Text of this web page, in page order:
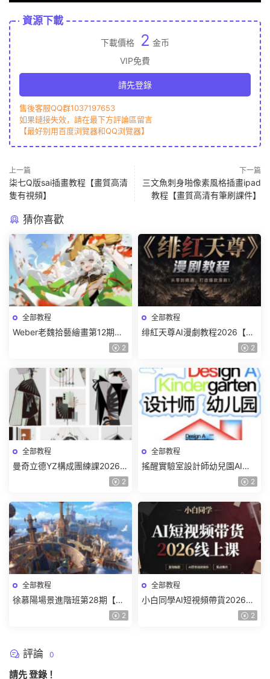
資源下載
下載價格 2 金币
VIP免費
請先登錄
售後客服QQ群1037197653
如果鏈接失效，請在最下方評論區留言
【最好别用百度浏覽器和QQ浏覽器】
上一篇
柒七Q版sai插畫教程【畫質高清
隻有視頻】
下一篇
三文魚刺身啪像素風格插畫ipad
教程【畫質高清有筆刷課件】
猜你喜歡
全部教程
Weber老魏拾藝繪畫第12期角
色特訓班【畫質不錯隻有視
2
全部教程
绯紅天尊AI漫劇教程2026【畫
2
全部教程
曼奇立德YZ構成團練課2026年
8月已結課【畫質高清有課件】
2
全部教程
搖醒實驗室設計師幼兒園AI軟
件基礎課2025【畫質不錯有素
2
全部教程
徐慕陽場景進階班第28期【畫
2
全部教程
小白同學AI短視頻帶貨2026線
2
評論 0
請先登錄 ！